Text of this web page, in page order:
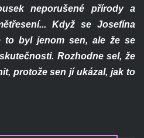
neporušené přírody a
Když se Josefína
to byl jenom sen, ale že se
Rozhodne sel, že
protože sen jí ukázal, jak to